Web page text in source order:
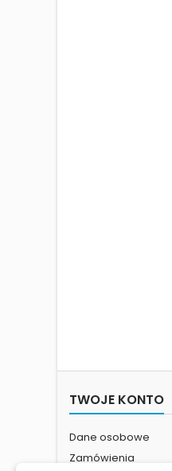
TWOJE KONTO
Dane osobowe
Zamówienia